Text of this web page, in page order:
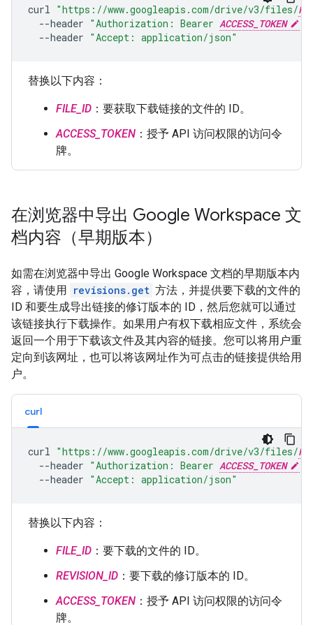
curl "https://www.googleapis.com/drive/v3/files/
--header "Authorization: Bearer ACCESS_TOKEN
--header "Accept: application/json"
替换以下内容：
FILE_ID ：要获取下载链接的文件的 ID。
ACCESS_TOKEN ：授予 API 访问权限的访问令
牌。
在浏览器中导出 Google Workspace 文
档内容（早期版本）
如需在浏览器中导出 Google Workspace 文档的早期版本内
容，请使用 revisions.get 方法，并提供要下载的文件的
ID 和要生成导出链接的修订版本的 ID，然后您就可以通过
该链接执行下载操作。如果用户有权下载相应文件，系统会
返回一个用于下载该文件及其内容的链接。您可以将用户重
定向到该网址，也可以将该网址作为可点击的链接提供给用
户。
curl
curl "https://www.googleapis.com/drive/v3/files/
--header "Authorization: Bearer ACCESS_TOKEN
--header "Accept: application/json"
替换以下内容：
FILE_ID ：要下载的文件的 ID。
REVISION_ID ：要下载的修订版本的 ID。
ACCESS_TOKEN ：授予 API 访问权限的访问令
牌。